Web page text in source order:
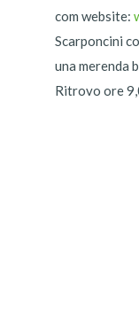
com website:
Scarponcini
una merenda
Ritrovo ore